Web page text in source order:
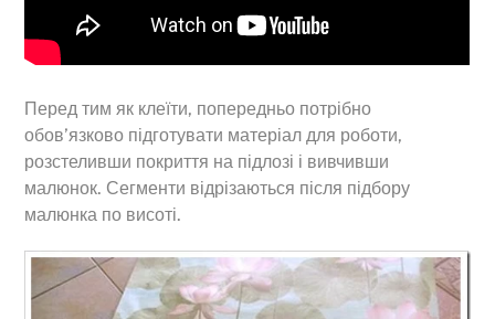
Перед тим як клеїти, попередньо потрібно
обов’язково підготувати матеріал для роботи,
розстеливши покриття на підлозі і вивчивши
малюнок. Сегменти відрізаються після підбору
малюнка по висоті.